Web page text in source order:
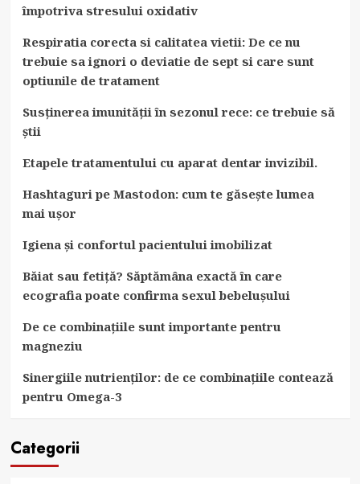
împotriva stresului oxidativ
Respiratia corecta si calitatea vietii: De ce nu
trebuie sa ignori o deviatie de sept si care sunt
optiunile de tratament
Susținerea imunității în sezonul rece: ce trebuie să
știi
Etapele tratamentului cu aparat dentar invizibil.
Hashtaguri pe Mastodon: cum te găsește lumea
mai ușor
Igiena și confortul pacientului imobilizat
Băiat sau fetiță? Săptămâna exactă în care
ecografia poate confirma sexul bebelușului
De ce combinațiile sunt importante pentru
magneziu
Sinergiile nutrienților: de ce combinațiile contează
pentru Omega-3
Categorii